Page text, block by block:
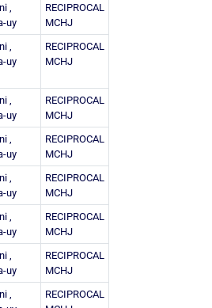
,
uy
RECIPROCAL
MCHJ
,
uy
RECIPROCAL
MCHJ
,
uy
RECIPROCAL
MCHJ
,
uy
RECIPROCAL
MCHJ
,
uy
RECIPROCAL
MCHJ
,
uy
RECIPROCAL
MCHJ
,
uy
RECIPROCAL
MCHJ
,
RECIPROCAL